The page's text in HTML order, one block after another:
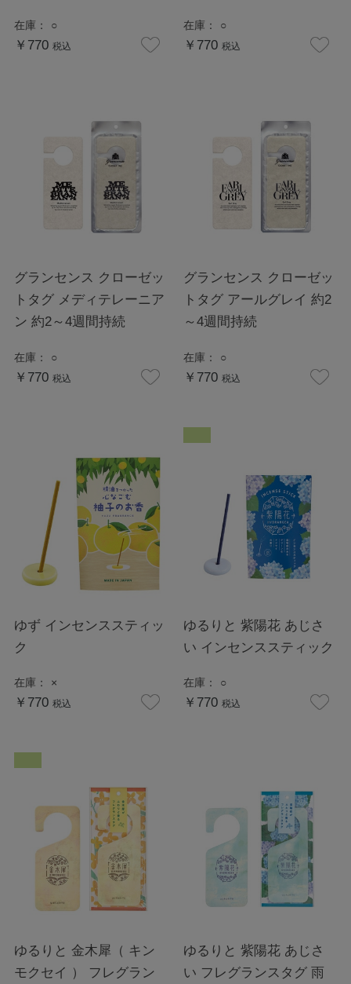
在庫： ○
￥770 税込
在庫： ○
￥770 税込
グランセンス クローゼッ
トタグ メディテレーニア
ン 約2～4週間持続
在庫： ○
￥770 税込
グランセンス クローゼッ
トタグ アールグレイ 約2
～4週間持続
在庫： ○
￥770 税込
ゆず インセンススティッ
ク
在庫： ×
￥770 税込
ゆるりと 紫陽花 あじさ
い インセンススティック
在庫： ○
￥770 税込
ゆるりと 金木犀（ キン
モクセイ ） フレグラン
ゆるりと 紫陽花 あじさ
い フレグランスタグ 雨